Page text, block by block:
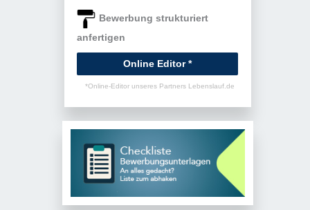
Bewerbung strukturiert
anfertigen
Online Editor *
*Online-Editor unseres Partners Lebenslauf.de